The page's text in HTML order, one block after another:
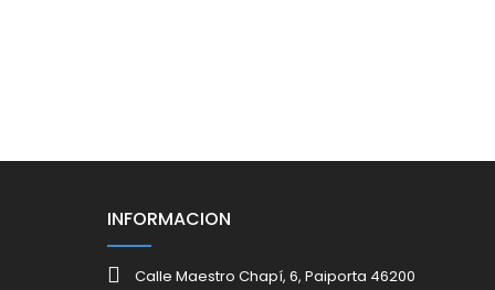
INFORMACION
Calle Maestro Chapí, 6, Paiporta 46200